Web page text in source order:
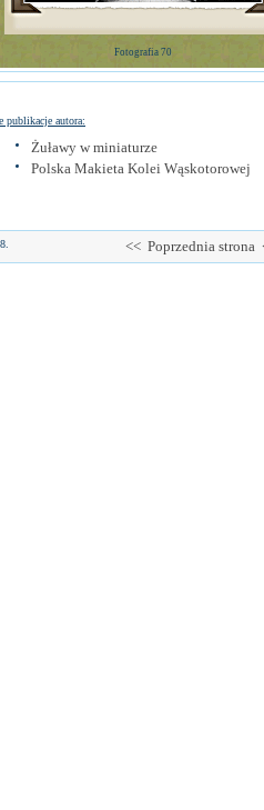
Fotografia 70
publikacje autora:
Żuławy w miniaturze
Polska Makieta Kolei Wąskotorowej
<< Poprzednia strona